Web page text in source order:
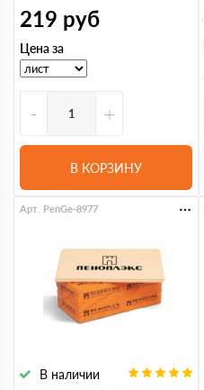
219 руб
Цена за
- +
В КОРЗИНУ
В наличии
Арт. PenGe-8977